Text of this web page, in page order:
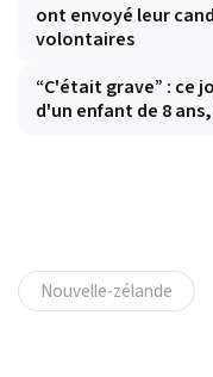
ont envoyé leur
volontaires
“C'était grave” : ce
d'un enfant de 8
Nouvelle-zélande